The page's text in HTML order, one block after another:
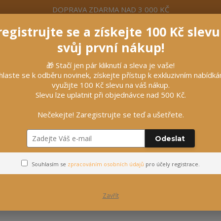
DOPRAVA ZDARMA NAD 3 000 KČ
Více Nevíte si rady? Zavolejte. +420
Vybavení stájí
Výkon
Nejdražší
se a získejte 100 Kč
svůj první nákup!
🎁 Stačí jen pár kliknutí a sleva je vaše!
se k odběru novinek, získejte přístup k exkluzivním
využijte 100 Kč slevu na váš nákup.
Slevu lze uplatnit při objednávce nad 500 Kč.
Nečekejte! Zaregistrujte se teď a ušetřete.
Odeslat
Souhlasím se zpracováním osobních údajů pro účely registrace.
Zavřít